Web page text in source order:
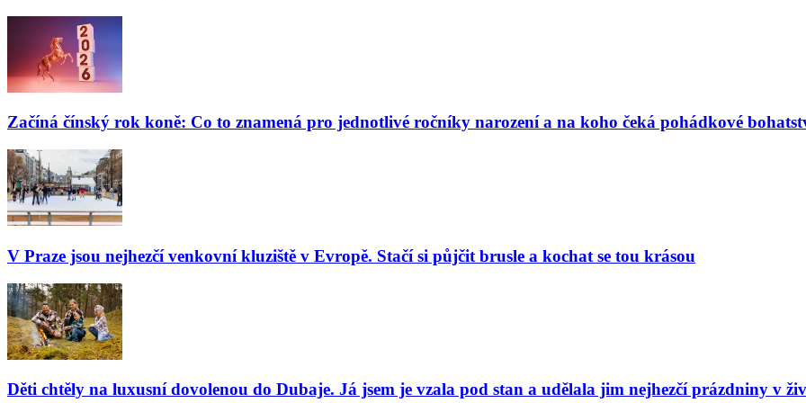
Začíná čínský rok koně: Co to znamená pro jednotlivé ročníky narození a na koho čeká pohádkové
V Praze jsou nejhezčí venkovní kluziště v Evropě. Stačí si půjčit brusle a kochat se tou krásou
Děti chtěly na luxusní dovolenou do Dubaje. Já jsem je vzala pod stan a udělala jim nejhezčí prázdniny v